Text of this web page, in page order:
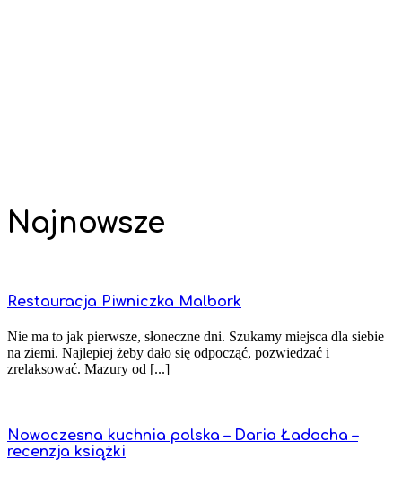
Najnowsze
Restauracja Piwniczka Malbork
Nie ma to jak pierwsze, słoneczne dni. Szukamy miejsca dla siebie
na ziemi. Najlepiej żeby dało się odpocząć, pozwiedzać i
zrelaksować. Mazury od [...]
Nowoczesna kuchnia polska – Daria Ładocha –
recenzja książki